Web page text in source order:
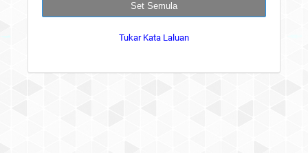
Set Semula
Tukar Kata Laluan